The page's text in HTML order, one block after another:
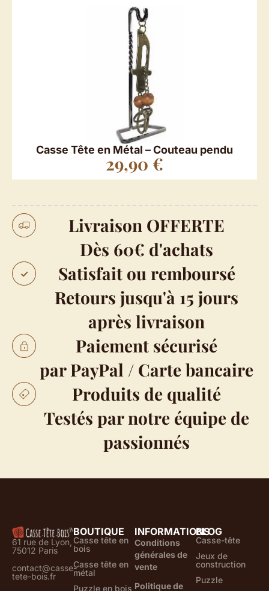
Casse Tête en Métal – Couteau pendu
29,90 €
Livraison OFFERTE
Dès 60€ d'achats
Satisfait ou remboursé
Retours jusqu'à 15 jours
après livraison
Paiement sécurisé
par PayPal / Carte bancaire
Produits de qualité
Testés par notre équipe de
passionnés
61 rue de Lyon,
75012 Paris
contact@casse-
tete-bois.fr
BOUTIQUE
Casse tête en
bois
Casse tête en
métal
Puzzle en bois
INFORMATIONS
Conditions
générales de
vente
Politique de
BLOG
Casse-tête
Jeux de
construction
Puzzle